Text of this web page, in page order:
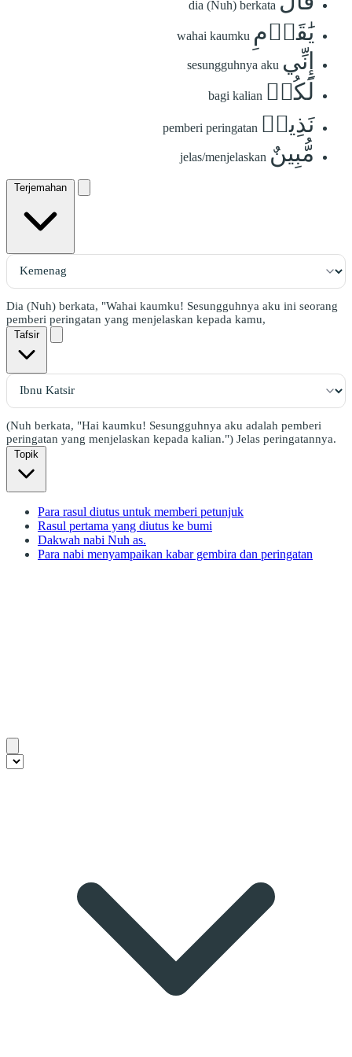
dia (Nuh) berkata
يَٰقَوۡمِ wahai kaumku
إِنِّي sesungguhnya aku
لَكُمۡ bagi kalian
نَذِيرٞ pemberi peringatan
مُّبِينٌ jelas/menjelaskan
Terjemahan
Dia (Nuh) berkata, "Wahai kaumku! Sesungguhnya aku ini seorang
pemberi peringatan yang menjelaskan kepada kamu,
Tafsir
(Nuh berkata, "Hai kaumku! Sesungguhnya aku adalah pemberi
peringatan yang menjelaskan kepada kalian.") Jelas peringatannya.
Topik
Para rasul diutus untuk memberi petunjuk
Rasul pertama yang diutus ke bumi
Dakwah nabi Nuh as.
Para nabi menyampaikan kabar gembira dan peringatan